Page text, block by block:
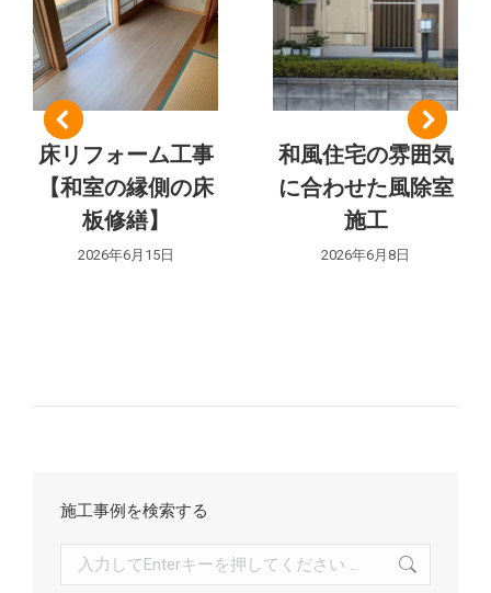
ゲ
ー
シ
ョ
床リフォーム工事
【和室の縁側の床
板修繕】
2026年6月15日
和風住宅の雰囲気
に合わせた風除室
施工
2026年6月8日
施工事例を検索する